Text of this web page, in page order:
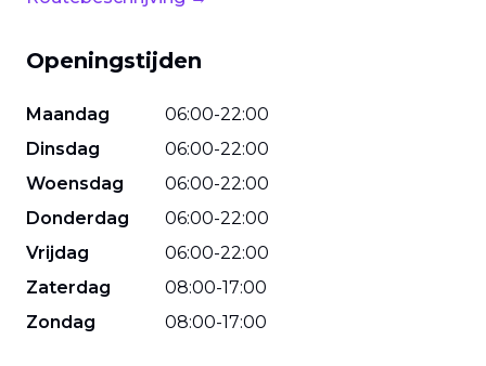
Openingstijden
Maandag 06:00-22:00
Dinsdag
06:00-22:00
Woensdag
06:00-22:00
Donderdag
06:00-22:00
Vrijdag
06:00-22:00
Zaterdag
08:00-17:00
Zondag
08:00-17:00